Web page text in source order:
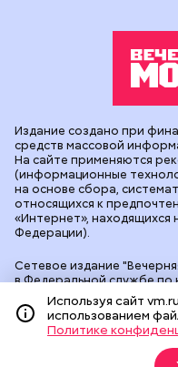
Сетевое издание
в Федеральной службе по
информационных
(Роскомнадзор).
90524 от 09.12.2025.
"Вечерняя Москва".
Геннадьевич Глуходедов.
Издание создано при
средств массовой
На сайте применяются
(информационные
на основе сбора,
относящихся к
«Интернет», находящихся
Федерации).
Используя сайт
использованием
Политике